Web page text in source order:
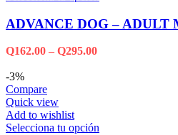
ADVANCE DOG – ADULT
Q162.00 – Q295.00
-3%
Compare
Quick view
Add to wishlist
Selecciona tu opción